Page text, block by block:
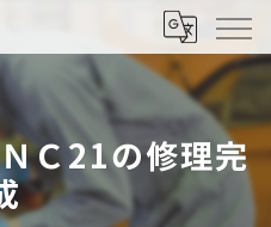
Ｃ21の修理完